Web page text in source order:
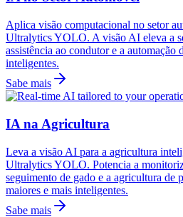
Aplica visão computacional no setor
Ultralytics YOLO. A visão AI eleva a
assistência ao condutor e a automação
inteligentes.
Sabe mais
IA na Agricultura
Leva a visão AI para a agricultura
Ultralytics YOLO. Potencia a
seguimento de gado e a agricultura de
maiores e mais inteligentes.
Sabe mais